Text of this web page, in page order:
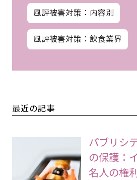
風評被害対策：内容別
風評被害対策：飲食業界
最近の記事
パブリシ
の保護：
名人の権